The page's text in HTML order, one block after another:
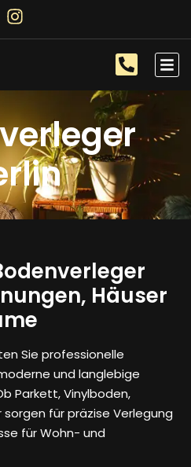
Häuser
Sie professionelle
und langlebige
Parkett, Vinylboden,
für präzise Verlegung
für Wohn- und